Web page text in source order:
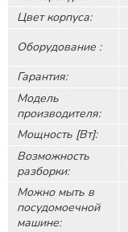
Цвет корпуса:
Оборудование :
Гарантия:
Модель
производителя:
Мощность [Вт]:
Возможность
разборки:
Можно мыть в
посудомоечной
машине: